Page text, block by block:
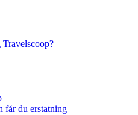
får du erstatning